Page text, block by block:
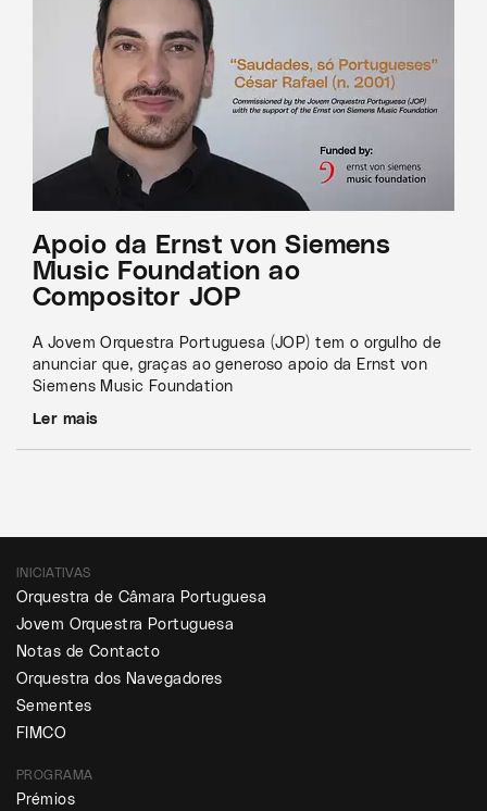
Apoio da Ernst von Siemens
Music Foundation ao
Compositor JOP
A Jovem Orquestra Portuguesa (JOP) tem o orgulho de
anunciar que, graças ao generoso apoio da Ernst von
Siemens Music Foundation
Ler mais
INICIATIVAS
Orquestra de Câmara Portuguesa
Jovem Orquestra Portuguesa
Notas de Contacto
Orquestra dos Navegadores
Sementes
FIMCO
PROGRAMA
Prémios